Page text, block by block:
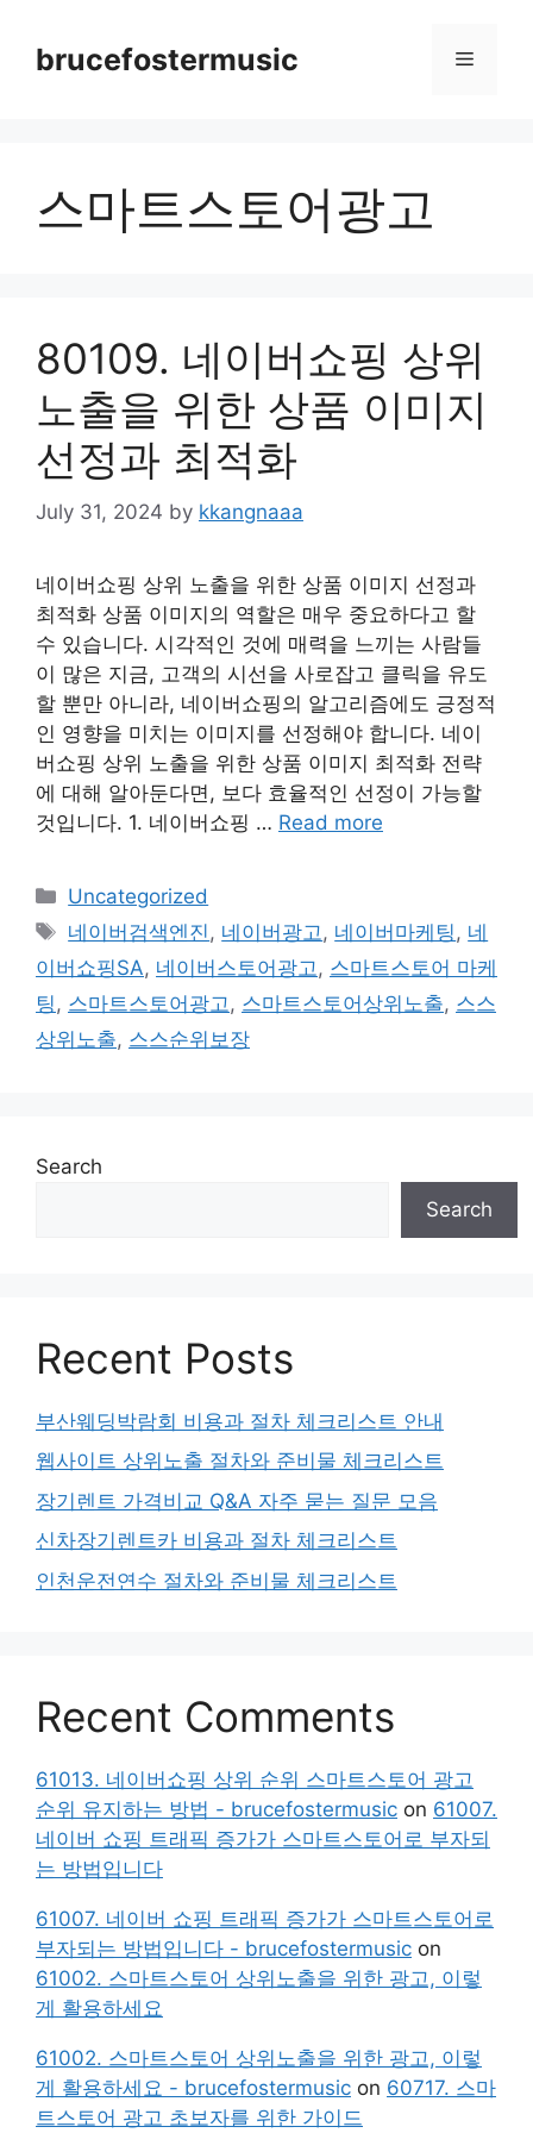
contentbrucefostermusic Menu
스마트스토어광고
80109. 네이버쇼핑 상위
노출을 위한 상품 이미지
선정과 최적화
July 31, 2024 by kkangnaaa
네이버쇼핑 상위 노출을 위한 상품 이미지 선정과
최적화 상품 이미지의 역할은 매우 중요하다고 할
수 있습니다. 시각적인 것에 매력을 느끼는 사람들
이 많은 지금, 고객의 시선을 사로잡고 클릭을 유도
할 뿐만 아니라, 네이버쇼핑의 알고리즘에도 긍정적
인 영향을 미치는 이미지를 선정해야 합니다. 네이
버쇼핑 상위 노출을 위한 상품 이미지 최적화 전략
에 대해 알아둔다면, 보다 효율적인 선정이 가능할
것입니다. 1. 네이버쇼핑 … Read more
Categories
Uncategorized
Tags
네이버검색엔진 , 네이버광고 , 네이버마케팅 , 네
이버쇼핑SA, 네이버스토어광고 , 스마트스토어 마케
팅 , 스마트스토어광고 , 스마트스토어상위노출, 스스
상위노출, 스스순위보장
Search
Search
Recent Posts
부산웨딩박람회 비용과 절차 체크리스트 안내
웹사이트 상위노출 절차와 준비물 체크리스트
장기렌트 가격비교 Q&A 자주 묻는 질문 모음
신차장기렌트카 비용과 절차 체크리스트
인천운전연수 절차와 준비물 체크리스트
Recent Comments
61013. 네이버쇼핑 상위 순위 스마트스토어 광고
순위 유지하는 방법 - brucefostermusic on 61007.
네이버 쇼핑 트래픽 증가가 스마트스토어로 부자되
는 방법입니다
61007. 네이버 쇼핑 트래픽 증가가 스마트스토어로
부자되는 방법입니다 - brucefostermusic on
61002. 스마트스토어 상위노출을 위한 광고, 이렇
게 활용하세요
61002. 스마트스토어 상위노출을 위한 광고, 이렇
게 활용하세요 - brucefostermusic on 60717. 스마
트스토어 광고 초보자를 위한 가이드